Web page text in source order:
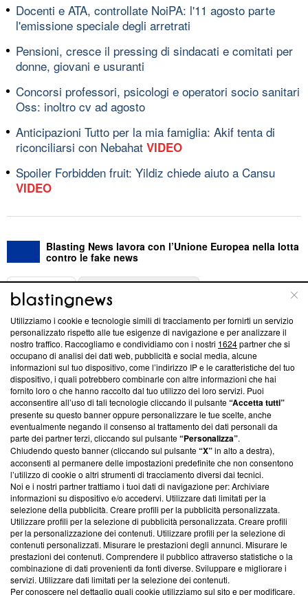
Docenti e ATA, controllate NoiPA: l'11 agosto parte
l'emissione speciale degli arretrati
Pensioni, cresce il pressing di sindacati e comitati per
donne, giovani e usuranti
Concorsi professori, psicologi e operatori socio sanitari
Oss: inoltro cv ad agosto
Anticipazioni Tutto per la mia famiglia: Akif tenta di
riconciliarsi con Nebahat VIDEO
Spoiler Forbidden fruit: Yildiz chiede aiuto a Cansu
VIDEO
Blasting News lavora con l’Unione Europea nella lotta
contro le fake news
ABOUT
Questa sezione offre informazioni trasparenti su Blasting
News, sui nostri processi editoriali e su come ci impegniamo a
creare news di qualità. Inoltre, afferma la nostra aderenza a
‘Trust Project - News with Integrity’Blasting News non è
ancora membro del programma, ma ha richiesto di farne
parte; Trust Project non ha ancora effettuato una verifica di
conformità agli standard.
Su di noi
Team editoriale
Corporate
Redazione
Informativa Privacy
Cookie Policy
Blasting SA, IDI CHE-247.845.224, Via Carlo Frasca, 3 - 6900
Utilizziamo i cookie e tecnologie simili di tracciamento per fornirti un servizio
personalizzato rispetto alle tue esigenze di navigazione e per analizzare il
nostro traffico. Raccogliamo e condividiamo con i nostri 1624partner che si
occupano di analisi dei dati web, pubblicità e social media, alcune
informazioni sul tuo dispositivo, come l’indirizzo IP e le caratteristiche del tuo
dispositivo, i quali potrebbero combinarle con altre informazioni che hai
fornito loro o che hanno raccolto dal tuo utilizzo dei loro servizi. Puoi
acconsentire all’uso di tali tecnologie cliccando il pulsante“Accetta tutti”
presente su questo banner oppure personalizzare le tue scelte, anche
eventualmente negando il consenso al trattamento dei dati personali da
parte dei partner terzi, cliccando sul pulsante“Personalizza”.
Chiudendo questo banner (cliccando sul pulsante“X”in alto a destra),
acconsenti al permanere delle impostazioni predefinite che non consentono
l’utilizzo di cookie o altri strumenti di tracciamento diversi dai tecnici.
Noi e i nostri partner trattiamo i tuoi dati di navigazione per: Archiviare
informazioni su dispositivo e/o accedervi. Utilizzare dati limitati per la
selezione della pubblicità. Creare profili per la pubblicità personalizzata.
Utilizzare profili per la selezione di pubblicità personalizzata. Creare profili
per la personalizzazione dei contenuti. Utilizzare profili per la selezione di
contenuti personalizzati. Misurare le prestazioni degli annunci. Misurare le
prestazioni dei contenuti. Comprendere il pubblico attraverso statistiche o la
combinazione di dati provenienti da fonti diverse. Sviluppare e migliorare i
servizi. Utilizzare dati limitati per la selezione dei contenuti.
Per conoscere nel dettaglio quali cookie utilizziamo sul sito e per modificare,